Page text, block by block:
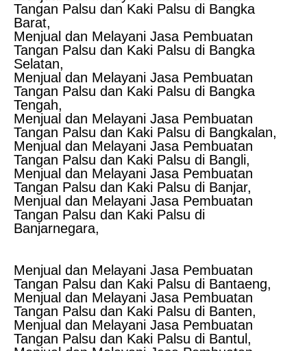
Tangan Palsu dan Kaki Palsu di Bangka
Barat,
Menjual dan Melayani Jasa Pembuatan
Tangan Palsu dan Kaki Palsu di Bangka
Selatan,
Menjual dan Melayani Jasa Pembuatan
Tangan Palsu dan Kaki Palsu di Bangka
Tengah,
Menjual dan Melayani Jasa Pembuatan
Tangan Palsu dan Kaki Palsu di Bangkalan,
Menjual dan Melayani Jasa Pembuatan
Tangan Palsu dan Kaki Palsu di Bangli,
Menjual dan Melayani Jasa Pembuatan
Tangan Palsu dan Kaki Palsu di Banjar,
Menjual dan Melayani Jasa Pembuatan
Tangan Palsu dan Kaki Palsu di
Banjarnegara,
Menjual dan Melayani Jasa Pembuatan
Tangan Palsu dan Kaki Palsu di Bantaeng,
Menjual dan Melayani Jasa Pembuatan
Tangan Palsu dan Kaki Palsu di Banten,
Menjual dan Melayani Jasa Pembuatan
Tangan Palsu dan Kaki Palsu di Bantul,